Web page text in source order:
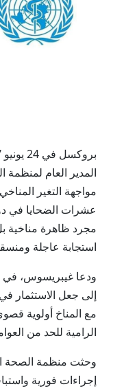
المدير العام
مواجهة التغير
عشرات الضحايا في
مجرد ظاهرة مناخية
استجابة عاجلة
ودعا غيبريسوس، في
إلى جعل الاستثمار
مع المناخ أولوية
الرامية للحد من
وحثت منظمة الصحة
إجراءات فورية